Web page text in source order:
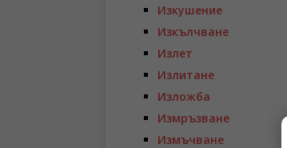
Изкушение
Изкълчване
Излет
Излитане
Изложба
Измръзване
Измъчване